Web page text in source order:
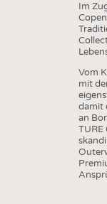
AUSSCHREIBUNGEN
DTV
ADRESSEN & LINKS
PUBLIKATIONEN
Im
Vom
mit
damit
an
TURE